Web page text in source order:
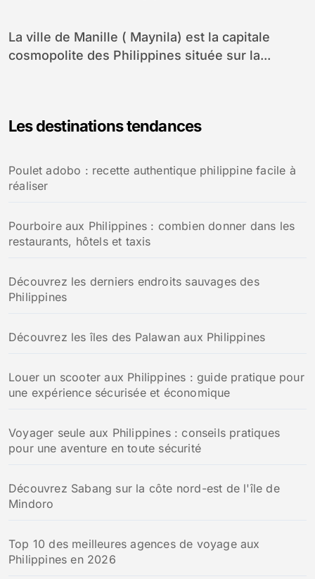
La ville de Manille ( Maynila) est la capitale
cosmopolite des Philippines située sur la...
Les destinations tendances
Poulet adobo : recette authentique philippine facile à
réaliser
Pourboire aux Philippines : combien donner dans les
restaurants, hôtels et taxis
Découvrez les derniers endroits sauvages des
Philippines
Découvrez les îles des Palawan aux Philippines
Louer un scooter aux Philippines : guide pratique pour
une expérience sécurisée et économique
Voyager seule aux Philippines : conseils pratiques
pour une aventure en toute sécurité
Découvrez Sabang sur la côte nord-est de l'île de
Mindoro
Top 10 des meilleures agences de voyage aux
Philippines en 2026